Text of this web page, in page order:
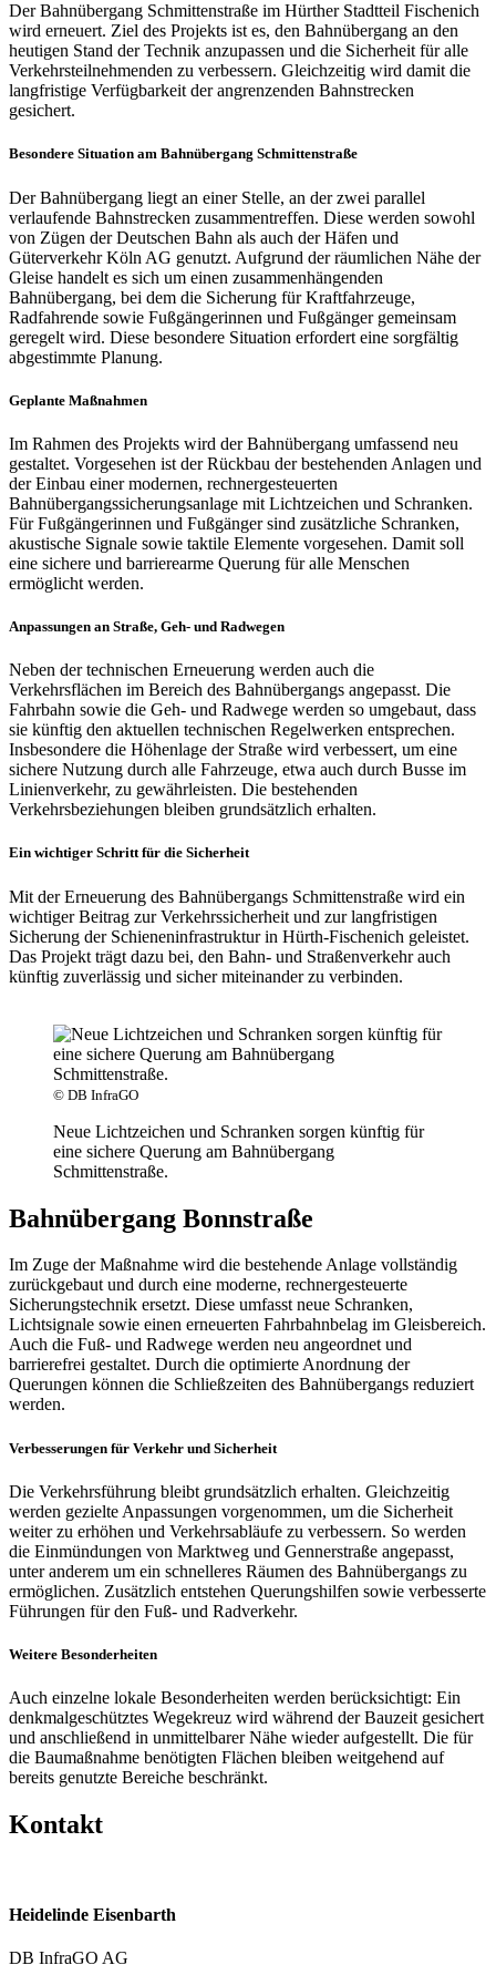
Der Bahnübergang Schmittenstraße im Hürther Stadtteil Fischenich
wird erneuert. Ziel des Projekts ist es, den Bahnübergang an den
heutigen Stand der Technik anzupassen und die Sicherheit für alle
Verkehrsteilnehmenden zu verbessern. Gleichzeitig wird damit die
langfristige Verfügbarkeit der angrenzenden Bahnstrecken
gesichert.
Besondere Situation am Bahnübergang Schmittenstraße
Der Bahnübergang liegt an einer Stelle, an der zwei parallel
verlaufende Bahnstrecken zusammentreffen. Diese werden sowohl
von Zügen der Deutschen Bahn als auch der Häfen und
Güterverkehr Köln AG genutzt. Aufgrund der räumlichen Nähe der
Gleise handelt es sich um einen zusammenhängenden
Bahnübergang, bei dem die Sicherung für Kraftfahrzeuge,
Radfahrende sowie Fußgängerinnen und Fußgänger gemeinsam
geregelt wird. Diese besondere Situation erfordert eine sorgfältig
abgestimmte Planung.
Geplante Maßnahmen
Im Rahmen des Projekts wird der Bahnübergang umfassend neu
gestaltet. Vorgesehen ist der Rückbau der bestehenden Anlagen und
der Einbau einer modernen, rechnergesteuerten
Bahnübergangssicherungsanlage mit Lichtzeichen und Schranken.
Für Fußgängerinnen und Fußgänger sind zusätzliche Schranken,
akustische Signale sowie taktile Elemente vorgesehen. Damit soll
eine sichere und barrierearme Querung für alle Menschen
ermöglicht werden.
Anpassungen an Straße, Geh- und Radwegen
Neben der technischen Erneuerung werden auch die
Verkehrsflächen im Bereich des Bahnübergangs angepasst. Die
Fahrbahn sowie die Geh- und Radwege werden so umgebaut, dass
sie künftig den aktuellen technischen Regelwerken entsprechen.
Insbesondere die Höhenlage der Straße wird verbessert, um eine
sichere Nutzung durch alle Fahrzeuge, etwa auch durch Busse im
Linienverkehr, zu gewährleisten. Die bestehenden
Verkehrsbeziehungen bleiben grundsätzlich erhalten.
Ein wichtiger Schritt für die Sicherheit
Mit der Erneuerung des Bahnübergangs Schmittenstraße wird ein
wichtiger Beitrag zur Verkehrssicherheit und zur langfristigen
Sicherung der Schieneninfrastruktur in Hürth‑Fischenich geleistet.
Das Projekt trägt dazu bei, den Bahn‑ und Straßenverkehr auch
künftig zuverlässig und sicher miteinander zu verbinden.
© DB InfraGO
Neue Lichtzeichen und Schranken sorgen künftig für
eine sichere Querung am Bahnübergang
Schmittenstraße.
Bahnübergang Bonnstraße
Im Zuge der Maßnahme wird die bestehende Anlage vollständig
zurückgebaut und durch eine moderne, rechnergesteuerte
Sicherungstechnik ersetzt. Diese umfasst neue Schranken,
Lichtsignale sowie einen erneuerten Fahrbahnbelag im Gleisbereich.
Auch die Fuß- und Radwege werden neu angeordnet und
barrierefrei gestaltet. Durch die optimierte Anordnung der
Querungen können die Schließzeiten des Bahnübergangs reduziert
werden.
Verbesserungen für Verkehr und Sicherheit
Die Verkehrsführung bleibt grundsätzlich erhalten. Gleichzeitig
werden gezielte Anpassungen vorgenommen, um die Sicherheit
weiter zu erhöhen und Verkehrsabläufe zu verbessern. So werden
die Einmündungen von Marktweg und Gennerstraße angepasst,
unter anderem um ein schnelleres Räumen des Bahnübergangs zu
ermöglichen. Zusätzlich entstehen Querungshilfen sowie verbesserte
Führungen für den Fuß- und Radverkehr.
Weitere Besonderheiten
Auch einzelne lokale Besonderheiten werden berücksichtigt: Ein
denkmalgeschütztes Wegekreuz wird während der Bauzeit gesichert
und anschließend in unmittelbarer Nähe wieder aufgestellt. Die für
die Baumaßnahme benötigten Flächen bleiben weitgehend auf
bereits genutzte Bereiche beschränkt.
Kontakt
Heidelinde Eisenbarth
DB InfraGO AG